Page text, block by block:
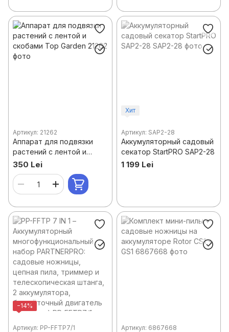
Артикул: 21262
Аппарат для подвязки
растений с лентой и
скобами Top Garden
350 Lei
Хит
Артикул: SAP2-28
Аккумуляторный садовый
секатор StartPRO SAP2-28
1 199 Lei
−14%
Артикул: PP-FFTP7/1 Артикул: 6867668